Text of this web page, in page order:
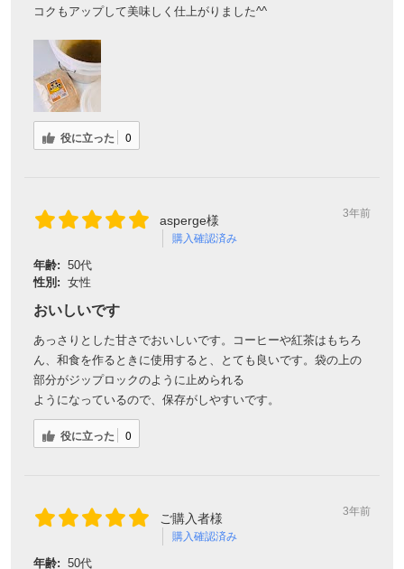
コクもアップして美味しく仕上がりました^^
役に立った 0
asperge様
購入確認済み
3年前
年齢: 50代
性別: 女性
おいしいです
あっさりとした甘さでおいしいです。コーヒーや紅茶はもちろ
ん、和食を作るときに使用すると、とても良いです。袋の上の
部分がジップロックのように止められる
ようになっているので、保存がしやすいです。
役に立った 0
ご購入者様
購入確認済み
3年前
年齢: 50代